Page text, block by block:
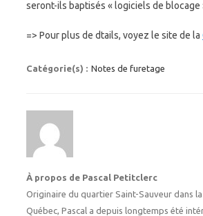
seront-ils baptisés « logiciels de blocage
=> Pour plus de dtails, voyez le site de la
Catégorie(s) : Notes de furetage
À propos de Pascal Petitclerc
Originaire du quartier Saint-Sauveur dans
Québec, Pascal a depuis longtemps été